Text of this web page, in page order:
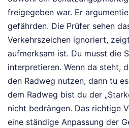
freigegeben war. Er
gefährden. Die Prüfer sehen
Verkehrszeichen ignoriert,
aufmerksam ist. Du musst die
interpretieren. Wenn da steht,
den Radweg nutzen, dann tu
dem Radweg bist du der
nicht bedrängen. Das richtige
eine ständige Anpassung der